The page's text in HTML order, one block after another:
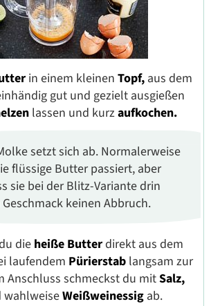
in einem kleinen Topf, aus dem
gut und gezielt ausgießen
lassen und kurzaufkochen.
setzt sich ab. Normalerweise
flüssige Butter passiert, aber
sie bei der Blitz-Variante drin
keinen Abbruch.
die heiße Butterdirekt aus dem
laufendem Pürierstab langsam zur
Anschluss schmeckst du mitSalz,
wahlweiseWeißweinessig ab.